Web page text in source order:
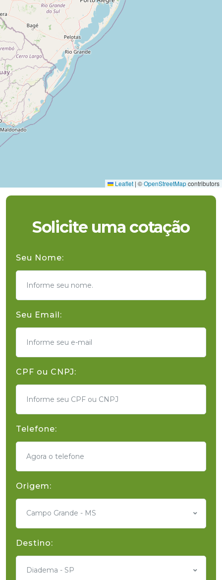
Leaflet | ©OpenStreetMapcontributors
Solicite uma cotação
Seu Nome:
Seu Email:
CPF ou CNPJ:
Telefone:
Origem:
Campo Grande - MS
Destino:
Diadema - SP